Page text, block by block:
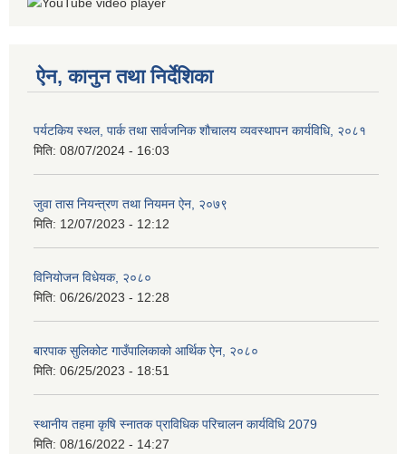
ऐन, कानुन तथा निर्देशिका
पर्यटकिय स्थल, पार्क तथा सार्वजनिक शौचालय व्यवस्थापन कार्यविधि, २०८१
मिति: 08/07/2024 - 16:03
जुवा तास नियन्त्रण तथा नियमन ऐन, २०७९
मिति: 12/07/2023 - 12:12
विनियोजन विधेयक, २०८०
मिति: 06/26/2023 - 12:28
बारपाक सुलिकोट गाउँपालिकाको आर्थिक ऐन, २०८०
मिति: 06/25/2023 - 18:51
स्थानीय तहमा कृषि स्नातक प्राविधिक परिचालन कार्यविधि 2079
मिति: 08/16/2022 - 14:27